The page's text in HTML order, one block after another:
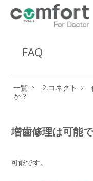
FAQ
一覧 2.コネクト
か？
増歯修理は可能
可能です。